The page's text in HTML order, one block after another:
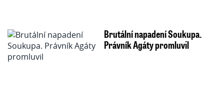
Brutální napadení Soukupa.
Právník Agáty promluvil